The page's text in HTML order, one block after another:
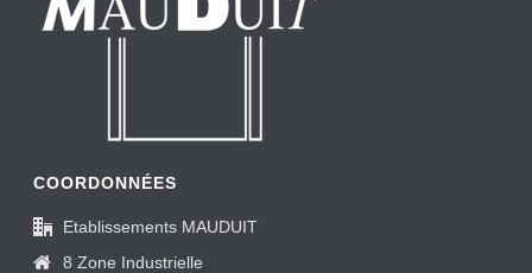
COORDONNÉES
Etablissements MAUDUIT
8 Zone Industrielle